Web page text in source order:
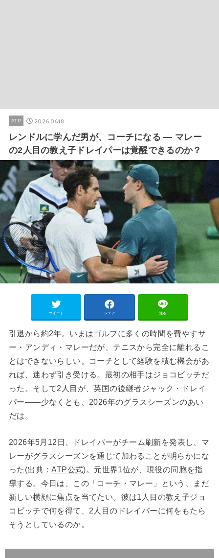
ATP 2026.06.18
レンドルに学んだ男が、コーチになる ― マレー
の2人目の教え子ドレイパーは覚醒できるのか？
ツイート シェア 送る
引退から約2年。いまはゴルフに多くの時間を費やすサ
ー・アンディ・マレーだが、テニスから完全に離れるこ
とはできないらしい。コーチとして経験を積む機会があ
れば、迷わず引き受ける。最初の相手はジョコビッチだ
った。そして2人目が、英国の後継者ジャック・ドレイ
パー——少なくとも、2026年のグラスシーズンのあい
だは。
2026年5月12日、ドレイパーがチーム刷新を発表し、マ
レーがグラスシーズンを通じて加わることが明らかにな
った(出典：ATP公式)。元世界1位が、現役の同胞を指
導する。今日は、この「コーチ・マレー」という、まだ
新しい横顔に焦点を当てたい。彼は1人目の教え子ジョ
コビッチで何を得て、2人目のドレイパーに何をもたら
そうとしているのか。